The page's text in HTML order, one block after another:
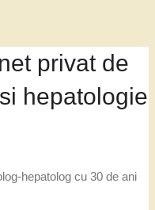
privat de
hepatologie
hepatolog cu 30 de ani